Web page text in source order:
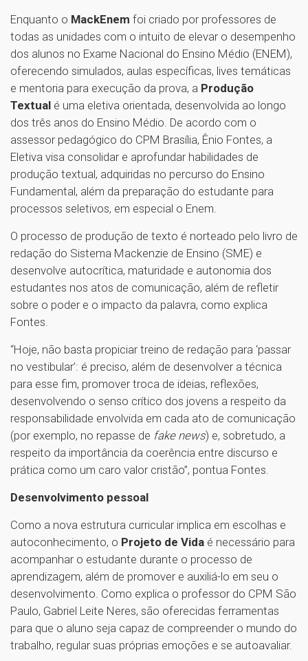
Enquanto o MackEnem foi criado por professores de
todas as unidades com o intuito de elevar o desempenho
dos alunos no Exame Nacional do Ensino Médio (ENEM),
oferecendo simulados, aulas específicas, lives temáticas
e mentoria para execução da prova, a Produção
Textual é uma eletiva orientada, desenvolvida ao longo
dos três anos do Ensino Médio. De acordo com o
assessor pedagógico do CPM Brasília, Ênio Fontes, a
Eletiva visa consolidar e aprofundar habilidades de
produção textual, adquiridas no percurso do Ensino
Fundamental, além da preparação do estudante para
processos seletivos, em especial o Enem.
O processo de produção de texto é norteado pelo livro de
redação do Sistema Mackenzie de Ensino (SME) e
desenvolve autocrítica, maturidade e autonomia dos
estudantes nos atos de comunicação, além de refletir
sobre o poder e o impacto da palavra, como explica
Fontes.
“Hoje, não basta propiciar treino de redação para ‘passar
no vestibular’: é preciso, além de desenvolver a técnica
para esse fim, promover troca de ideias, reflexões,
desenvolvendo o senso crítico dos jovens a respeito da
responsabilidade envolvida em cada ato de comunicação
(por exemplo, no repasse de fake news) e, sobretudo, a
respeito da importância da coerência entre discurso e
prática como um caro valor cristão”, pontua Fontes.
Desenvolvimento pessoal
Como a nova estrutura curricular implica em escolhas e
autoconhecimento, o Projeto de Vida é necessário para
acompanhar o estudante durante o processo de
aprendizagem, além de promover e auxiliá-lo em seu o
desenvolvimento. Como explica o professor do CPM São
Paulo, Gabriel Leite Neres, são oferecidas ferramentas
para que o aluno seja capaz de compreender o mundo do
trabalho, regular suas próprias emoções e se autoavaliar.